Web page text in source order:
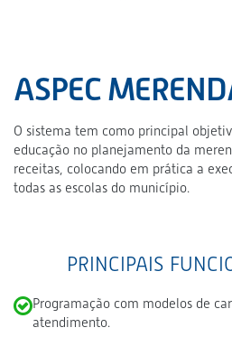
ASPEC
O sistema tem como principal
educação no planejamento da
receitas, colocando em prática a
todas as escolas do município.
PRINCIPAIS
Programação com modelos de
atendimento.